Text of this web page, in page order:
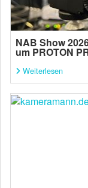
NAB Show
um PROTON
Weiterlesen